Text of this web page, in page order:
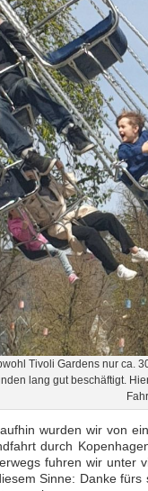
Tivoli Gardens nur ca.
lang gut beschäftigt.
wurden wir von
durch
fuhren wir unter
Sinne: Danke